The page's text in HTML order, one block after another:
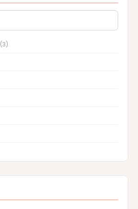
(3)